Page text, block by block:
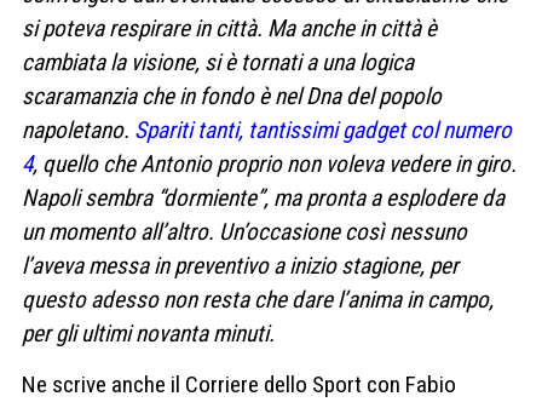
si poteva respirare in città. Ma anche in città è
cambiata la visione, si è tornati a una logica
scaramanzia che in fondo è nel Dna del popolo
napoletano. Spariti tanti, tantissimi gadget col numero
4, quello che Antonio proprio non voleva vedere in giro.
Napoli sembra “dormiente”, ma pronta a esplodere da
un momento all’altro. Un’occasione così nessuno
l’aveva messa in preventivo a inizio stagione, per
questo adesso non resta che dare l’anima in campo,
per gli ultimi novanta minuti.
Ne scrive anche il Corriere dello Sport con Fabio